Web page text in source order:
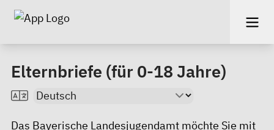
Elternbriefe (für 0-18 Jahre)
Das Bayerische Landesjugendamt möchte Sie mit